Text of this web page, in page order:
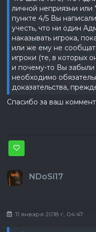
личной неприязни или
пункте 4/5 Вы
учесть, что ни один
наказывать игрока,
или же ему не
игроки (те, в которых
и почему-то Вы забыли
необходимо
доказательства,
Спасибо за ваш
NDoSi17
11 января 2018 г, 04:47